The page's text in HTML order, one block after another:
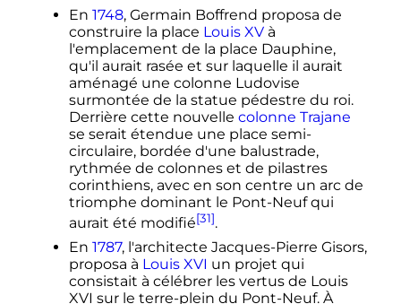
En 1748, Germain Boffrend proposa de
construire la place Louis XVà
l'emplacement de la place Dauphine,
qu'il aurait rasée et sur laquelle il aurait
aménagé une colonne Ludovise
surmontée de la statue pédestre du roi.
Derrière cette nouvelle colonne Trajane
se serait étendue une place semi-
circulaire, bordée d'une balustrade,
rythmée de colonnes et de pilastres
corinthiens, avec en son centre un arc de
triomphe dominant le Pont-Neuf qui
aurait été modifié[31].
En 1787, l'architecte Jacques-Pierre Gisors,
proposa à Louis XVI un projet qui
consistait à célébrer les vertus de Louis
XVI sur le terre-plein du Pont-Neuf. À